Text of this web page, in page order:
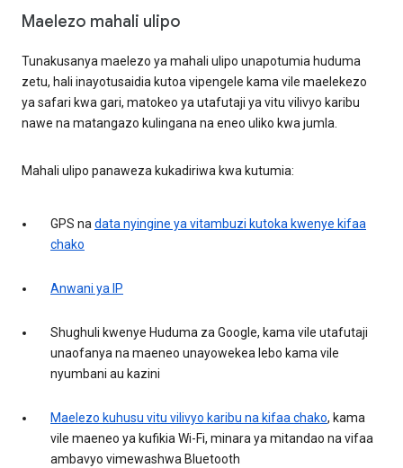
Maelezo mahali ulipo
Tunakusanya maelezo ya mahali ulipo unapotumia huduma
zetu, hali inayotusaidia kutoa vipengele kama vile maelekezo
ya safari kwa gari, matokeo ya utafutaji ya vitu vilivyo karibu
nawe na matangazo kulingana na eneo uliko kwa jumla.
Mahali ulipo panaweza kukadiriwa kwa kutumia:
GPS nadata nyingine ya vitambuzi kutoka kwenye kifaa
chako
Anwani ya IP
Shughuli kwenye Huduma za Google, kama vile utafutaji
unaofanya na maeneo unayowekea lebo kama vile
nyumbani au kazini
Maelezo kuhusu vitu vilivyo karibu na kifaa chako, kama
vile maeneo ya kufikia Wi-Fi, minara ya mitandao na vifaa
ambavyo vimewashwa Bluetooth